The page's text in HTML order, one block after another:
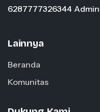
6287777326344 Admin
Lainnya
Beranda
Komunitas